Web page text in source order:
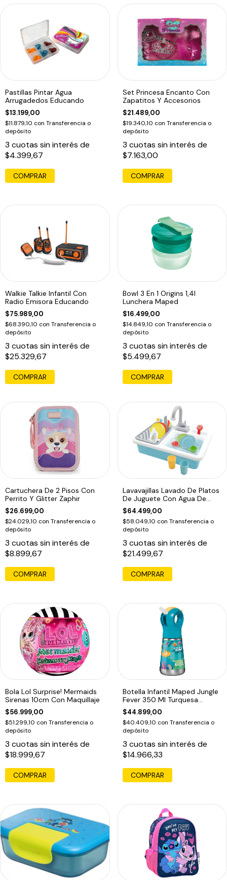
Pastillas Pintar Agua
Arrugadedos Educando
$13.199,00
$11.879,10 con Transferencia o
depósito
3 cuotas sin interés de
$4.399,67
Set Princesa Encanto Con
Zapatitos Y Accesorios
$21.489,00
$19.340,10 con Transferencia o
depósito
3 cuotas sin interés de
$7.163,00
Walkie Talkie Infantil Con
Radio Emisora Educando
$75.989,00
$68.390,10 con Transferencia o
depósito
3 cuotas sin interés de
$25.329,67
COMPRAR
Bowl 3 En 1 Origins 1,4l
Lunchera Maped
$16.499,00
$14.849,10 con Transferencia o
depósito
3 cuotas sin interés de
$5.499,67
COMPRAR
Cartuchera De 2 Pisos Con
Perrito Y Glitter Zaphir
$26.699,00
$24.029,10 con Transferencia o
depósito
3 cuotas sin interés de
$8.899,67
COMPRAR
Lavavajillas Lavado De Platos
De Juguete Con Agua De
Verdad
$64.499,00
$58.049,10 con Transferencia o
depósito
3 cuotas sin interés de
$21.499,67
Bola Lol Surprise! Mermaids
Sirenas 10cm Con Maquillaje
$56.999,00
$51.299,10 con Transferencia o
depósito
3 cuotas sin interés de
$18.999,67
Botella Infantil Maped Jungle
Fever 350 Ml Turquesa
Turquesa
$44.899,00
$40.409,10 con Transferencia o
depósito
3 cuotas sin interés de
$14.966,33